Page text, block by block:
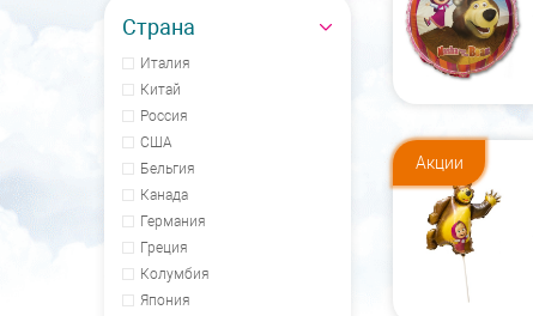
Страна
Италия
Китай
Россия
США
Бельгия
Канада
Германия
Греция
Колумбия
Япония
Акции